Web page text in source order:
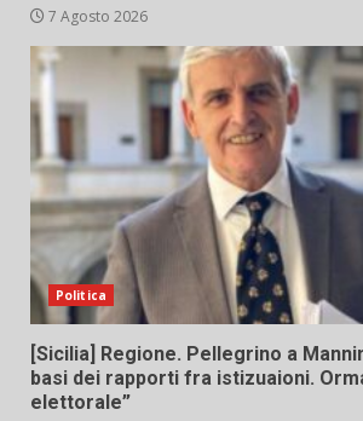
7 Agosto 2026
Politica
[Sicilia] Regione. Pellegrino a
basi dei rapporti fra istizuaioni.
elettorale”